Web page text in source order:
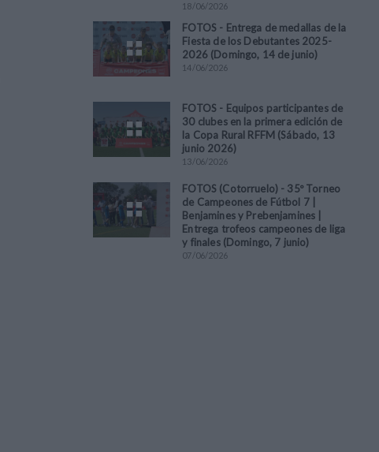
18/06/2026
FOTOS - Entrega de medallas de la
Fiesta de los Debutantes 2025-
2026 (Domingo, 14 de junio)
14/06/2026
FOTOS - Equipos participantes de
30 clubes en la primera edición de
la Copa Rural RFFM (Sábado, 13
junio 2026)
13/06/2026
FOTOS (Cotorruelo) - 35º Torneo
de Campeones de Fútbol 7 |
Benjamines y Prebenjamines |
Entrega trofeos campeones de liga
y finales (Domingo, 7 junio)
07/06/2026